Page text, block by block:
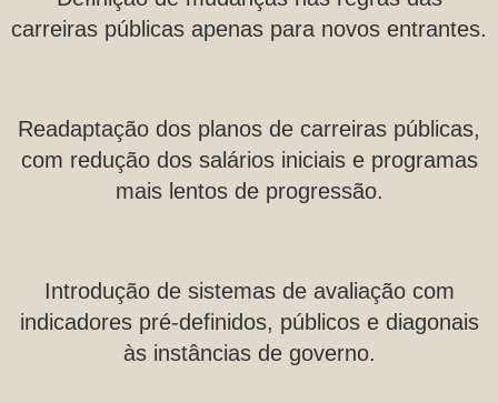
carreiras públicas apenas para novos entrantes.
Readaptação dos planos de carreiras públicas,
com redução dos salários iniciais e programas
mais lentos de progressão.
Introdução de sistemas de avaliação com
indicadores pré-definidos, públicos e diagonais
às instâncias de governo.